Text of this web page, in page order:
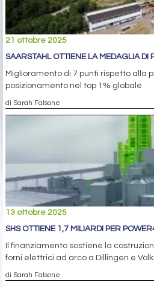
21 ottobre 2025
SAARSTAHL OTTIENE LA MEDAGLIA DI
Miglioramento di 7 punti rispetto alla
posizionamento nel top 1% globale
di Sarah Falsone
13 ottobre 2025
SHS OTTIENE 1,7 MILIARDI PER
Il finanziamento sostiene la
forni elettrici ad arco a Dillingen e
di Sarah Falsone